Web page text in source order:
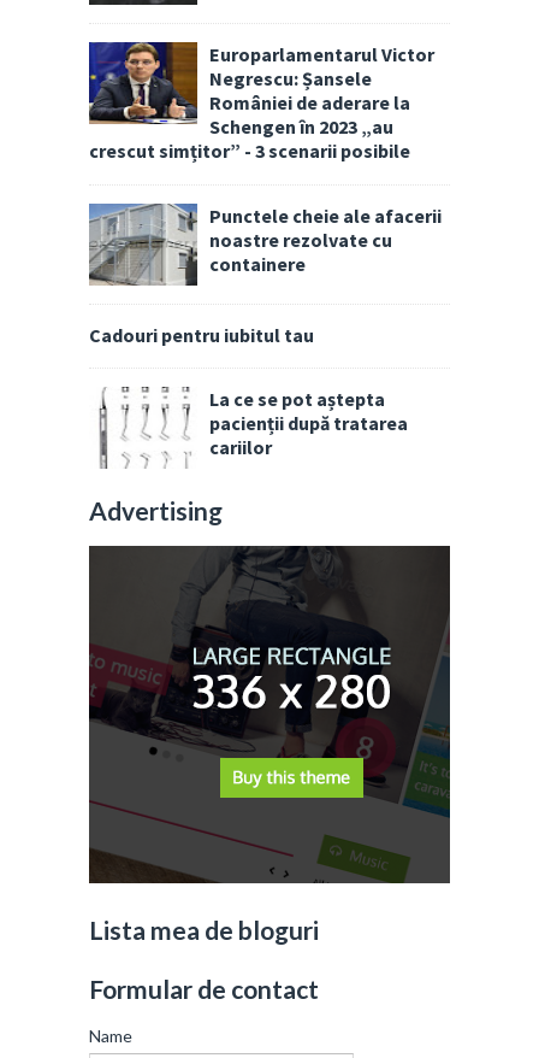
Europarlamentarul Victor
Negrescu: Șansele
României de aderare la
Schengen în 2023 „au
crescut simțitor” - 3 scenarii posibile
Punctele cheie ale afacerii
noastre rezolvate cu
containere
Cadouri pentru iubitul tau
La ce se pot aștepta
pacienții după tratarea
cariilor
Advertising
Lista mea de bloguri
Formular de contact
Name